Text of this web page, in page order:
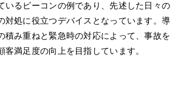
いるビーコンの例であり、先述した日々の
対処に役立つデバイスとなっています。導
積み重ねと緊急時の対応によって、事故を
客満足度の向上を目指しています。